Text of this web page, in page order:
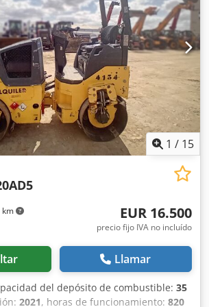
sin problema a cualquier lugar del
resultados de compactación y
del sector en obras pequeñas o
de construcción de infraestructura
carreteras o construcción de edificios.
de ocasión BW216 D5 tiene un peso
anchura de tambor de 2,13 m. Ancho
Diámetro de tambor: 1.500 mm
250 l Amplitud: 2,10/1,10 mm CE
1 / 15
km EUR 16.500
precio fijo IVA no incluído
Llamar
del depósito de combustible: 35
2021, horas de funcionamiento: 820